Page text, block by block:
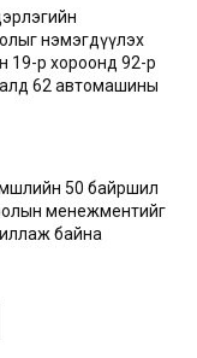
нэмэгдүүлэх
19-р хороонд 92-р
62 автомашины
50 байршил
менежментийг
байна